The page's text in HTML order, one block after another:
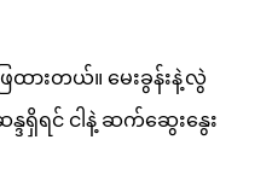
ေထားတယ်။ မေးခွန်းနဲ့လွဲ
န္ဒရှိရင် ငါနဲ့ ဆက်ဆွေးနွေး